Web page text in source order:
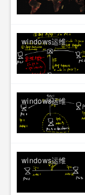
windows运维
windows运维
windows运维